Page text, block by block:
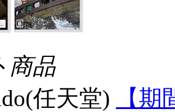
商品
任天堂)
【